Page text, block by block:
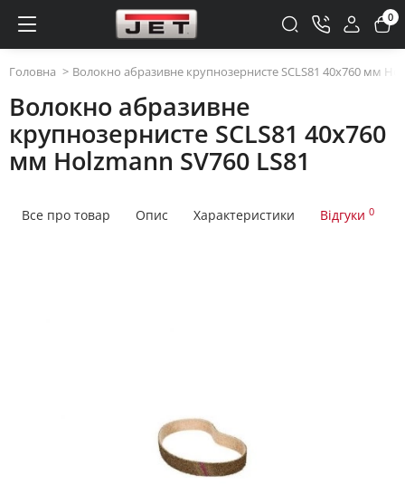
0
Головна Волокно абразивне крупнозернисте SCLS81 40x760 мм
Волокно абразивне
крупнозернисте SCLS81 40x760
мм Holzmann SV760 LS81
Все про товар Опис Характеристики Відгуки 0